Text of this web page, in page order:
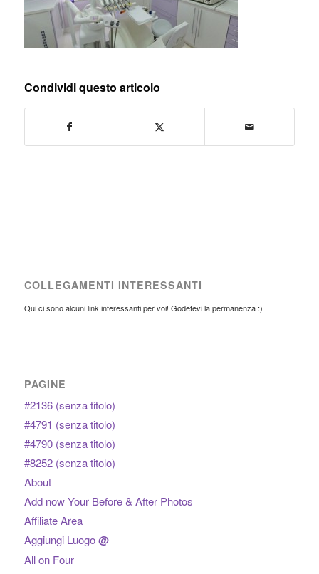
Condividi questo articolo
COLLEGAMENTI INTERESSANTI
Qui ci sono alcuni link interessanti per voi! Godetevi la permanenza :)
PAGINE
#2136 (senza titolo)
#4791 (senza titolo)
#4790 (senza titolo)
#8252 (senza titolo)
About
Add now Your Before & After Photos
Affiliate Area
Aggiungi Luogo@
All on Four